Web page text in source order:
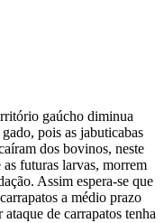
gaúcho diminua
pois as jabuticabas
dos bovinos, neste
futuras larvas, morrem
Assim espera-se que
a médio prazo
de carrapatos tenha